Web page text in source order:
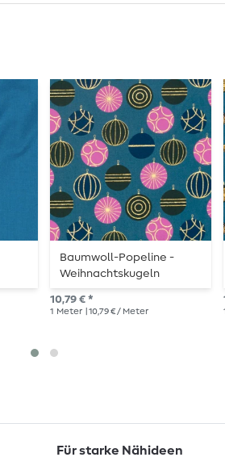
Baumwoll-Popeline -
Weihnachtskugeln
Petrolblau Gold
10,79 € *
1 Meter | 10,79 € / Meter
Für starke Nähideen